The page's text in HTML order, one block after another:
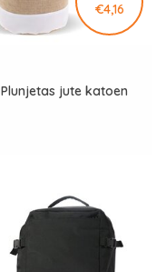
€4,16
Plunjetas jute katoen